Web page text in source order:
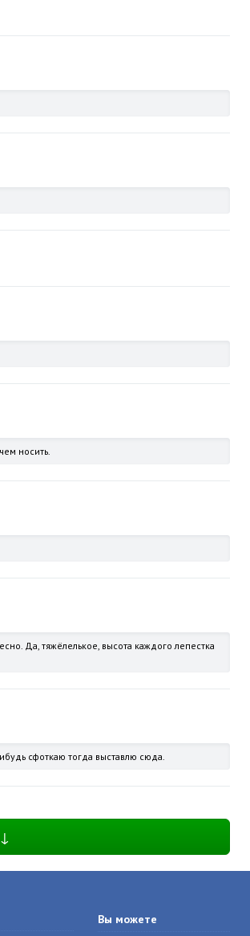
носить.
Да, тяжёлелькое, высота каждого лепестка
сфоткаю тогда выставлю сюда.
Вы можете